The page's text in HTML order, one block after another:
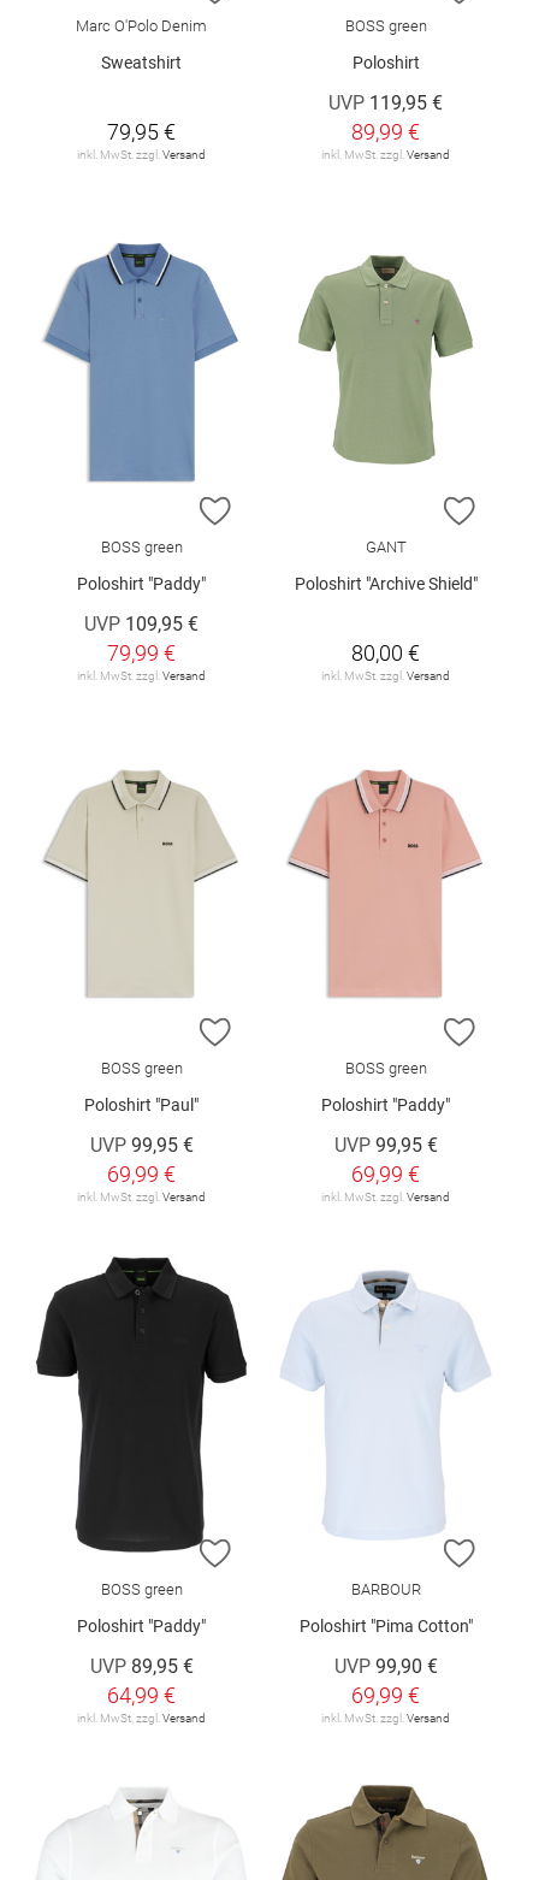
Marc O'Polo Denim
Sweatshirt
79,95 €
inkl. MwSt. zzgl.Versand
BOSS green
Poloshirt
UVP 119,95 €
89,99 €
inkl. MwSt. zzgl.Versand
ZUR WUNSCHLISTE HINZUFÜGEN
BOSS green
Poloshirt "Paddy"
UVP 109,95 €
79,99 €
inkl. MwSt. zzgl.Versand
ZUR
GANT
Poloshirt "Archive Shield"
80,00 €
inkl. MwSt. zzgl.Versand
ZUR WUNSCHLISTE HINZUFÜGEN
BOSS green
Poloshirt "Paul"
UVP 99,95 €
69,99 €
inkl. MwSt. zzgl. Versand
ZUR
BOSS green
Poloshirt "Paddy"
UVP 99,95 €
69,99 €
inkl. MwSt. zzgl. Versand
ZUR WUNSCHLISTE HINZUFÜGEN
BOSS green
Poloshirt "Paddy"
UVP 89,95 €
64,99 €
inkl. MwSt. zzgl. Versand
ZUR
BARBOUR
Poloshirt "Pima Cotton"
UVP 99,90 €
69,99 €
inkl. MwSt. zzgl. Versand